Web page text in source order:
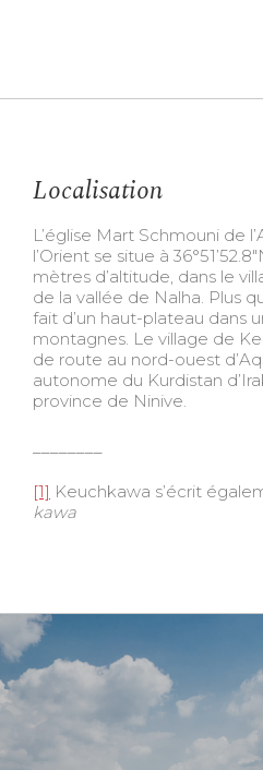
Localisation
L’église Mart Schmouni de
l’Orient se situe à
mètres d’altitude, dans le
de la vallée de Nalha. Plus
fait d’un haut-plateau dans
montagnes. Le village de
de route au nord-ouest
autonome du Kurdistan
province de Ninive.
[1] Keuchkawa s’écrit
kawa